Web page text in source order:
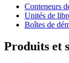
Conteneurs
Unités de
Boîtes de
Produits et